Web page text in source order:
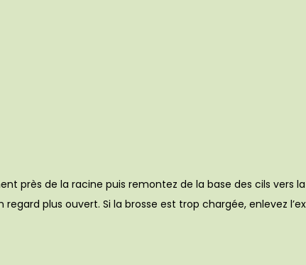
près de la racine puis remontez de la base des cils vers
plus ouvert. Si la brosse est trop chargée, enlevez